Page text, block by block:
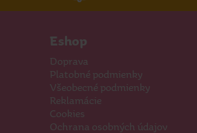
Eshop
Doprava
Platobné podmienky
Všeobecné podmienky
Reklamácie
Cookies
Ochrana osobných údajov